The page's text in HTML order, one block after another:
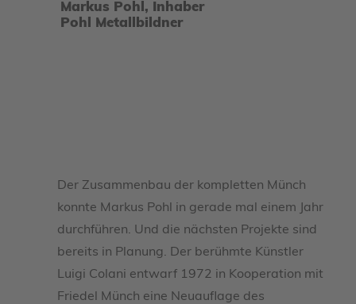
Markus Pohl, Inhaber
Pohl Metallbildner
Der Zusammenbau der kompletten Münch
konnte Markus Pohl in gerade mal einem Jahr
durchführen. Und die nächsten Projekte sind
bereits in Planung. Der berühmte Künstler
Luigi Colani entwarf 1972 in Kooperation mit
Friedel Münch eine Neuauflage des